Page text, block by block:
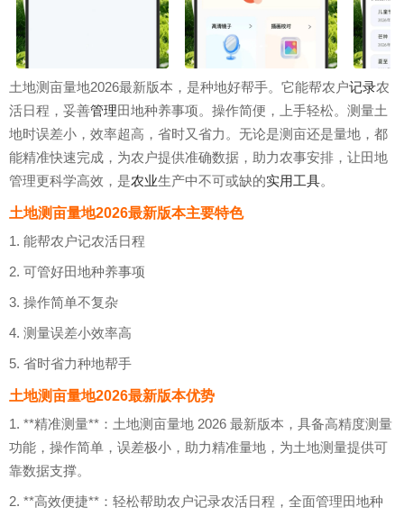
土地测亩量地2026最新版本，是种地好帮手。它能帮农户记录农
活日程，妥善管理田地种养事项。操作简便，上手轻松。测量土
地时误差小，效率超高，省时又省力。无论是测亩还是量地，都
能精准快速完成，为农户提供准确数据，助力农事安排，让田地
管理更科学高效，是农业生产中不可或缺的实用工具。
土地测亩量地2026最新版本主要特色
1. 能帮农户记农活日程
2. 可管好田地种养事项
3. 操作简单不复杂
4. 测量误差小效率高
5. 省时省力种地帮手
土地测亩量地2026最新版本优势
1. **精准测量**：土地测亩量地 2026 最新版本，具备高精度测量
功能，操作简单，误差极小，助力精准量地，为土地测量提供可
靠数据支撑。
2. **高效便捷**：轻松帮助农户记录农活日程，全面管理田地种